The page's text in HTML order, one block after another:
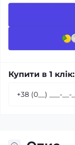
Купити в 1 клік: